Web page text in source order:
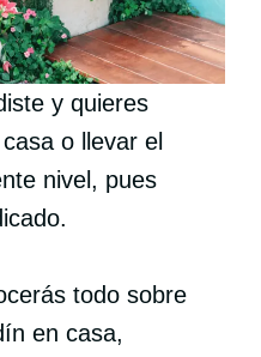
y quieres
o llevar el
nivel, pues
todo sobre
en casa,